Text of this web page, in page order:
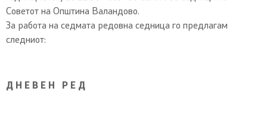
Советот на Општина Валандово.
За работа на седмата редовна седница го предлагам
следниот:
Д Н Е В Е Н Р Е Д